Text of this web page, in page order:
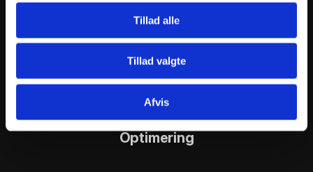
Tillad alle
Tillad valgte
Afvis
Tech Check
Optimering